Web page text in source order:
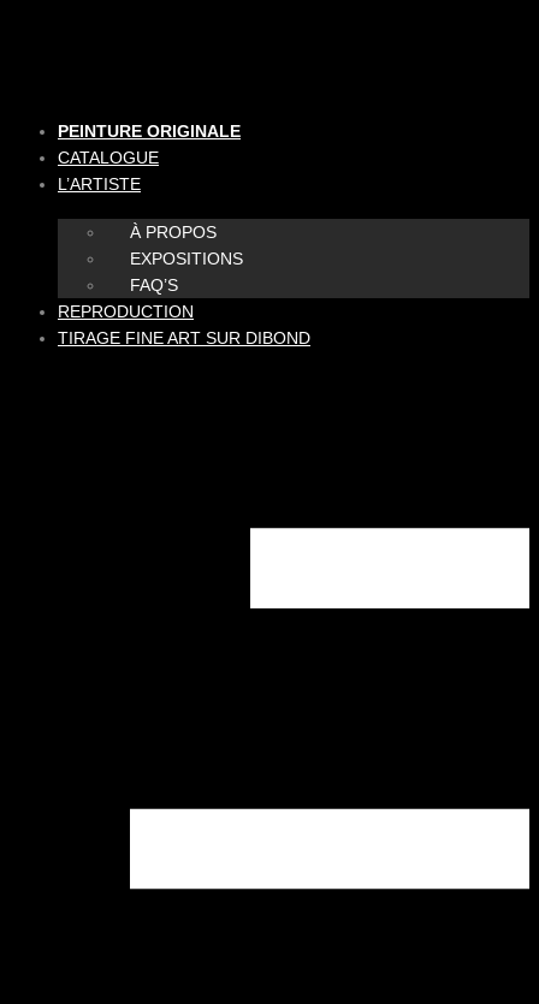
PEINTURE ORIGINALE
CATALOGUE
L’ARTISTE
À PROPOS
EXPOSITIONS
FAQ’S
REPRODUCTION
TIRAGE FINE ART SUR DIBOND